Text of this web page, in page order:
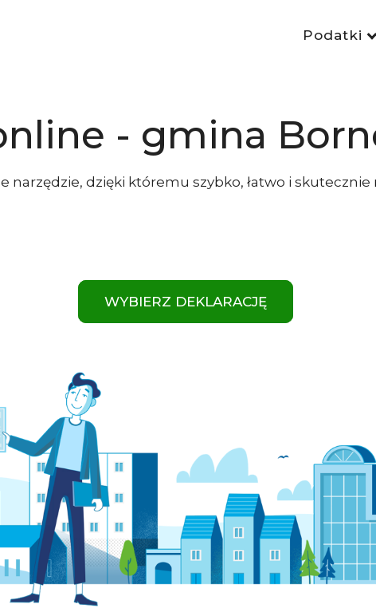
Podatki
- gmina
narzędzie, dzięki któremu szybko, łatwo i
WYBIERZ DEKLARACJĘ